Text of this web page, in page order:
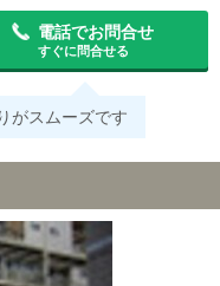
電話でお問合せ
すぐに問合せる
がスムーズです